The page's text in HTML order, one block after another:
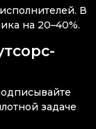
В
на 20–40%.
задаче